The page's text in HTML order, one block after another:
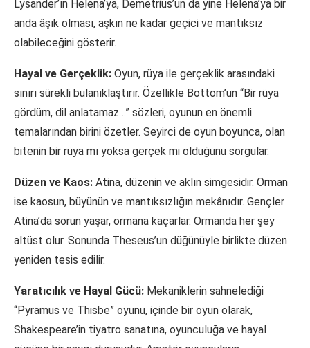
Lysander’ın Helena’ya, Demetrius’un da yine Helena’ya bir
anda âşık olması, aşkın ne kadar geçici ve mantıksız
olabileceğini gösterir.
Hayal ve Gerçeklik: Oyun, rüya ile gerçeklik arasındaki
sınırı sürekli bulanıklaştırır. Özellikle Bottom’un “Bir rüya
gördüm, dil anlatamaz…” sözleri, oyunun en önemli
temalarından birini özetler. Seyirci de oyun boyunca, olan
bitenin bir rüya mı yoksa gerçek mi olduğunu sorgular.
Düzen ve Kaos: Atina, düzenin ve aklın simgesidir. Orman
ise kaosun, büyünün ve mantıksızlığın mekânıdır. Gençler
Atina’da sorun yaşar, ormana kaçarlar. Ormanda her şey
altüst olur. Sonunda Theseus’un düğünüyle birlikte düzen
yeniden tesis edilir.
Yaratıcılık ve Hayal Gücü: Mekaniklerin sahnelediği
“Pyramus ve Thisbe” oyunu, içinde bir oyun olarak,
Shakespeare’in tiyatro sanatına, oyunculuğa ve hayal